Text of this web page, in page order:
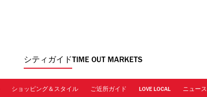
シティガイド TIME OUT MARKETS
ショッピング＆スタイル ご近所ガイド LOVE LOCAL ニュース